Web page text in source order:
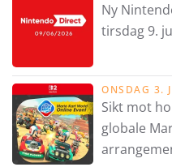
Ny
tirsdag 9.
ONSDAG 3.
Sikt mot
globale